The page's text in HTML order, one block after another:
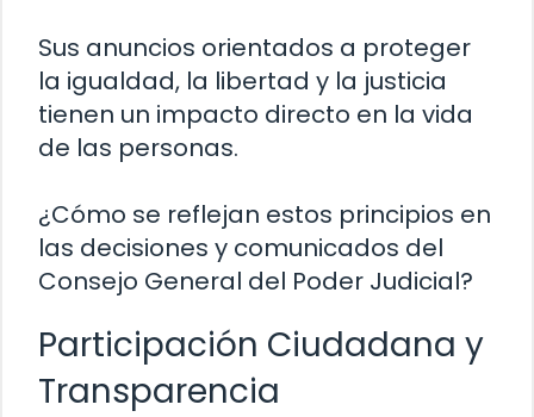
Sus anuncios orientados a proteger
la igualdad, la libertad y la justicia
tienen un impacto directo en la vida
de las personas.
¿Cómo se reflejan estos principios en
las decisiones y comunicados del
Consejo General del Poder Judicial?
Participación Ciudadana y
Transparencia